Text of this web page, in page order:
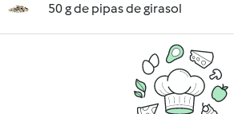
50 g de pipas de girasol